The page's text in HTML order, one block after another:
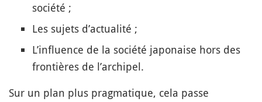
société ;
Les sujets d’actualité ;
L’influence de la société japonaise hors des
frontières de l’archipel.
Sur un plan plus pragmatique, cela passe